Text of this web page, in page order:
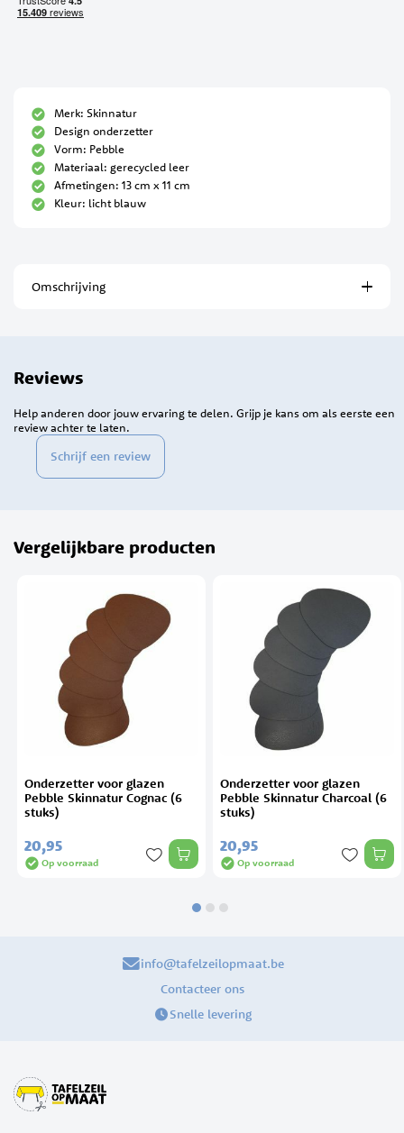
Merk: Skinnatur
Design onderzetter
Vorm: Pebble
Materiaal: gerecycled leer
Afmetingen: 13 cm x 11 cm
Kleur: licht blauw
Omschrijving
Reviews
Schrijf een review
Help anderen door jouw ervaring te delen. Grijp je kans om als eerste een
review achter te laten.
Vergelijkbare producten
Onderzetter voor glazen
Pebble Skinnatur Cognac (6
stuks)
20,95
Op voorraad
Onderzetter voor glazen
Pebble Skinnatur Charcoal (6
stuks)
20,95
Op voorraad
info@tafelzeilopmaat.be
Contacteer ons
Snelle levering